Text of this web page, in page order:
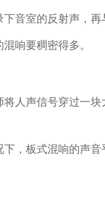
音室的反射声，再
响要稠密得多。
人声信号穿过一
，板式混响的声